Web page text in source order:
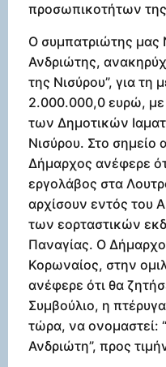
προσωπικοτήτων
Ο συμπατριώτης μας
Ανδριώτης,
της Νισύρου”, για
2.000.000,0 ευρώ, με
των Δημοτικών
Νισύρου. Στο σημείο
Δήμαρχος ανέφερε
εργολάβος στα
αρχίσουν εντός του
των εορταστικών
Παναγίας. Ο
Κορωναίος, στην
ανέφερε ότι θα
Συμβούλιο, η
τώρα, να ονομαστεί:
Ανδριώτη”, προς